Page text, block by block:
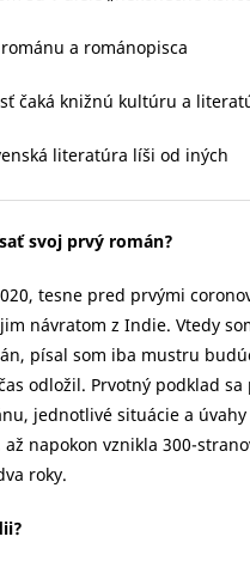
a románopisca
čaká knižnú kultúru a
literatúra líši od iných
svoj prvý román?
tesne pred prvými
návratom z Indie. Vtedy
písal som iba mustru
odložil. Prvotný podklad
jednotlivé situácie a úvahy
napokon vznikla 300-
roky.